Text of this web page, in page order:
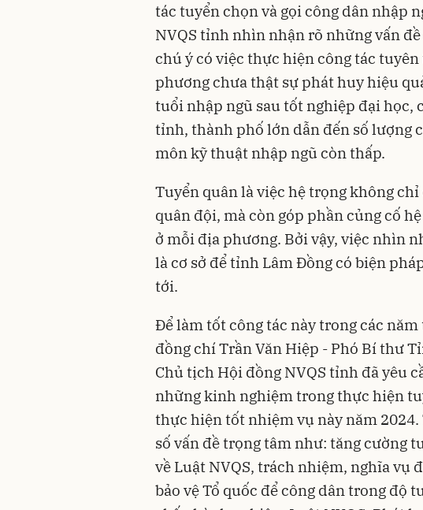
tác tuyển chọn và gọi công dân nhập
NVQS tỉnh nhìn nhận rõ những vấn
chú ý có việc thực hiện công tác
phương chưa thật sự phát huy hiệu
tuổi nhập ngũ sau tốt nghiệp đại học,
tỉnh, thành phố lớn dẫn đến số lượng
môn kỹ thuật nhập ngũ còn thấp.
Tuyển quân là việc hệ trọng không
quân đội, mà còn góp phần củng cố
ở mỗi địa phương. Bởi vậy, việc nhìn
là cơ sở để tỉnh Lâm Đồng có biện
tới.
Để làm tốt công tác này trong các
đồng chí Trần Văn Hiệp - Phó Bí thư
Chủ tịch Hội đồng NVQS tỉnh đã yêu
những kinh nghiệm trong thực hiện
thực hiện tốt nhiệm vụ này năm
số vấn đề trọng tâm như: tăng cường
về Luật NVQS, trách nhiệm, nghĩa vụ
bảo vệ Tổ quốc để công dân trong độ